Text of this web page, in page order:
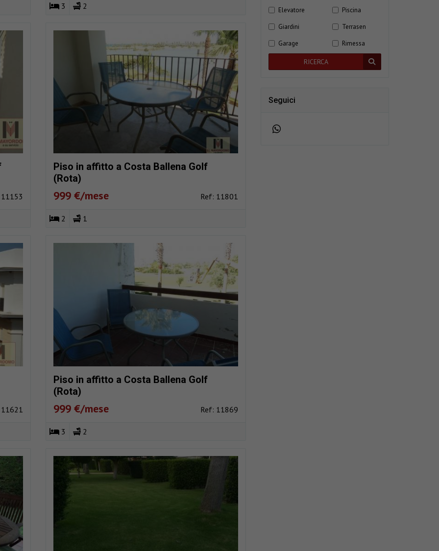
3 2
Piso in affitto a Costa Ballena Golf
(Rota)
999 €/mese Ref: 11801
2 1
Piso in affitto a Costa Ballena Golf
(Rota)
999 €/mese Ref: 11869
3 2
Elevatore
Piscina
Giardini
Terrasen
Garage
Rimessa
RICERCA
Seguici